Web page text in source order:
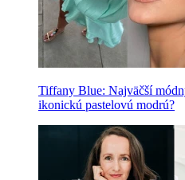
Tiffany Blue: Najväčší
ikonickú pastelovú modrú?